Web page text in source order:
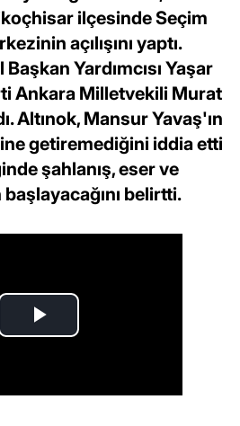
ilçesinde Seçim
açılışını yaptı.
Başkan Yardımcısı Yaşar
Ankara Milletvekili Murat
Altınok, Mansur Yavaş'ın
getiremediğini iddia etti
şahlanış, eser ve
belirtti.